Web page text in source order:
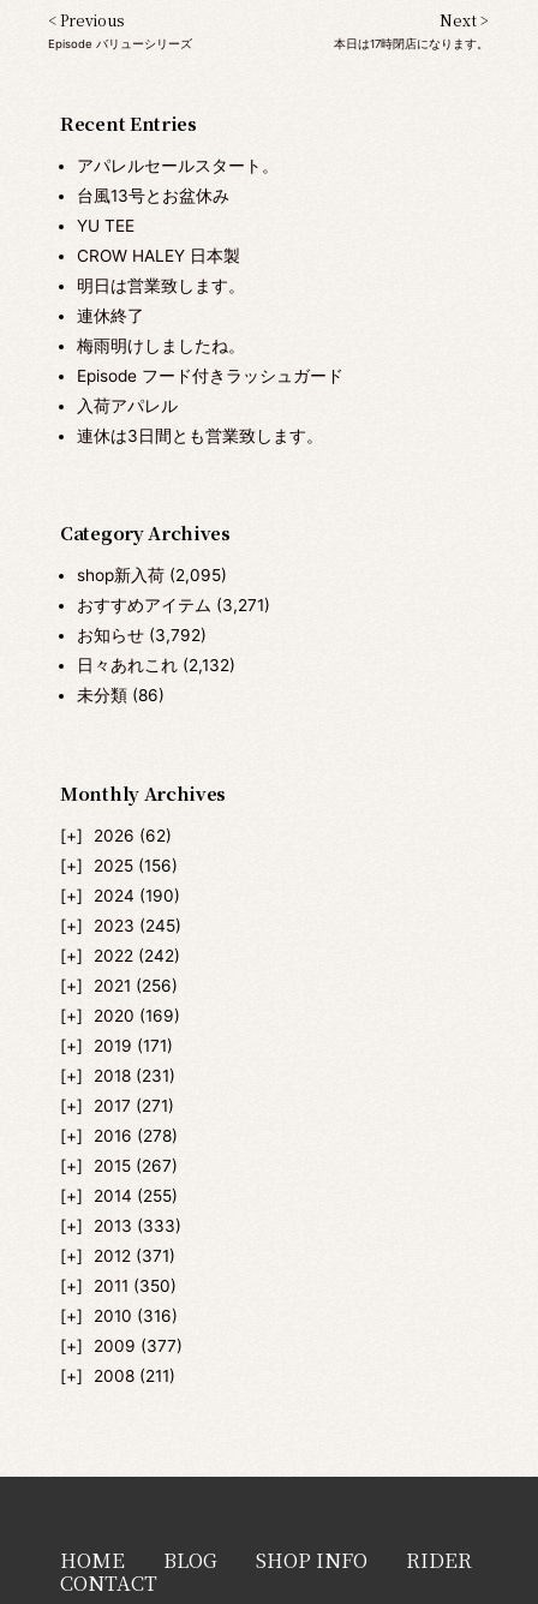
Recent Entries
アパレルセールスタート。
台風13号とお盆休み
YU TEE
CROW HALEY 日本製
明日は営業致します。
連休終了
梅雨明けしましたね。
Episode フード付きラッシュガード
入荷アパレル
連休は3日間とも営業致します。
Category Archives
shop新入荷(2,095)
おすすめアイテム (3,271)
お知らせ(3,792)
日々あれこれ(2,132)
未分類(86)
Monthly Archives
2026 (62)
2025 (156)
2024 (190)
2023 (245)
2022 (242)
2021 (256)
2020 (169)
2019 (171)
2018 (231)
2017 (271)
2016 (278)
2015 (267)
2014 (255)
2013 (333)
2012 (371)
2011 (350)
2010 (316)
2009 (377)
2008 (211)
< Previous
Episode バリューシリーズ
Next >
本日は17時閉店になります。
HOME BLOG SHOP INFO RIDER
CONTACT